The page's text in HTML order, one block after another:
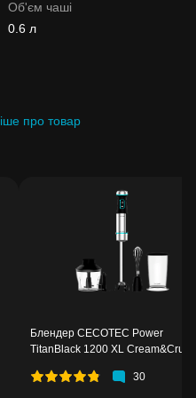
Об'єм чаші
0.6 л
про товар
Блендер CECOTEC Power
TitanBlack 1200 XL Cream&Crush
30